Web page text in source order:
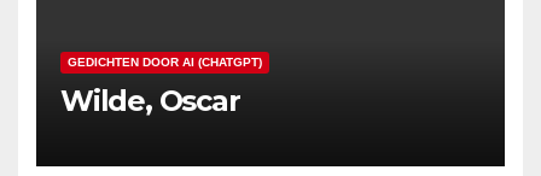
GEDICHTEN DOOR AI (CHATGPT)
Wilde, Oscar